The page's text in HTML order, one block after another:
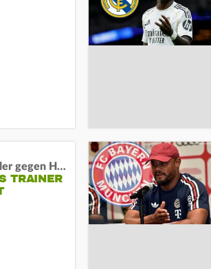
Vor dem Auftakt-Knaller gegen Hertha:
TRAINER